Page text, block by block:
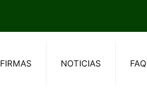
FIRMAS NOTICIAS FAQ